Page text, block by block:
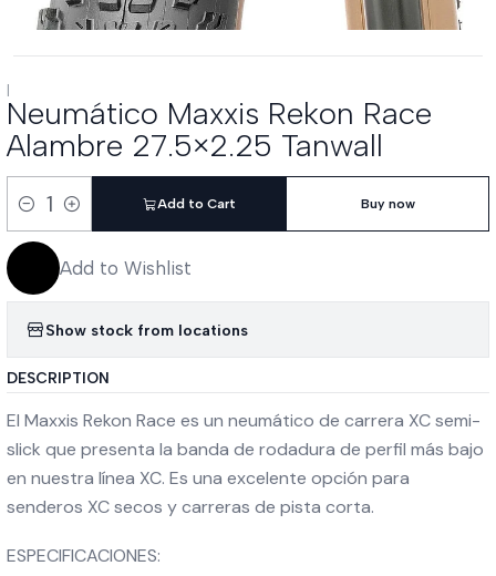
|
Neumático Maxxis Rekon Race
Alambre 27.5×2.25 Tanwall
Quantity
Add to Cart Buy now
Add to Wishlist
Show stock from locations
DESCRIPTION
El Maxxis Rekon Race es un neumático de carrera XC semi-
slick que presenta la banda de rodadura de perfil más bajo
en nuestra línea XC. Es una excelente opción para
senderos XC secos y carreras de pista corta.
ESPECIFICACIONES: